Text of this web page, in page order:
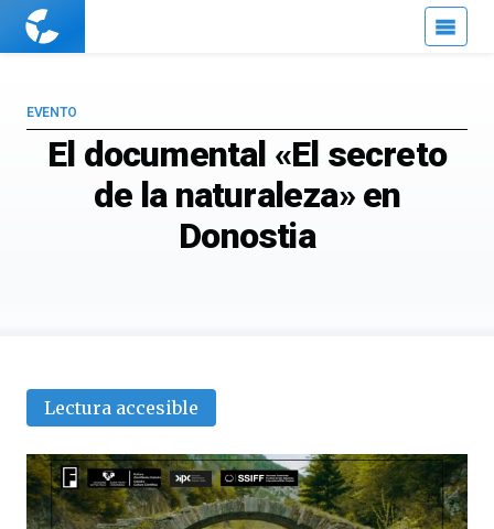
Cuaderno
El documental «El secreto
de la naturaleza» en
Donostia
EVENTO
Lectura accesible